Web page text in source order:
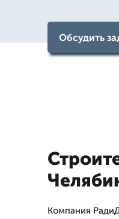
Обсудить
Компания